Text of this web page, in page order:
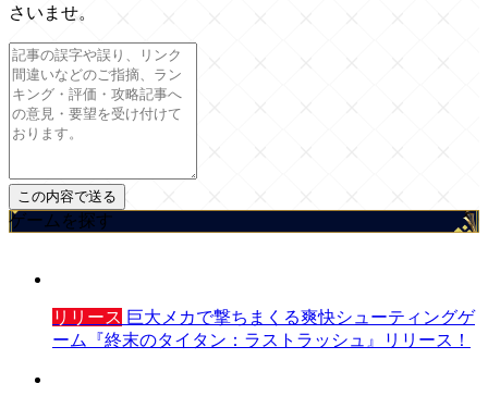
さいませ。
ゲームを探す
リリース 巨大メカで撃ちまくる爽快シューティングゲ
ーム『終末のタイタン：ラストラッシュ』リリース！